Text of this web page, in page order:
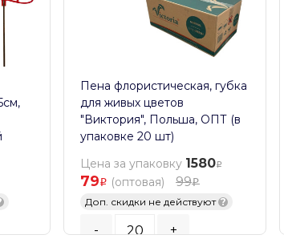
Пена флористическая, губка
для живых цветов
"Виктория", Польша, ОПТ (в
упаковке 20 шт)
Цена за упаковку 1580
79 (оптовая) 99
Доп. скидки не действуют ?
- +